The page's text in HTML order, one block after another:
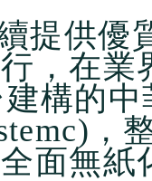
提供優
，在業
建構的
，
面無